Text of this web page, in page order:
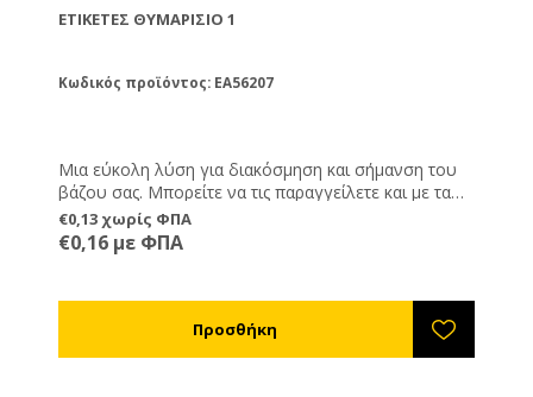
ΕΤΙΚΈΤΕΣ ΘΥΜΑΡΊΣΙΟ 1
Κωδικός προϊόντος: EA56207
Μια εύκολη λύση για διακόσμηση και σήμανση του
βάζου σας. Μπορείτε να τις παραγγείλετε και με τα
στοιχεία σας εκτυπωμένα, καθώς και ημερομηνία
παραγωγής, λήξης και καθαρό βάρος.
€0,13 χωρίς ΦΠΑ
€0,16 με ΦΠΑ